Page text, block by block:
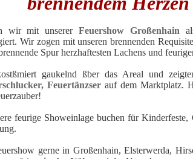
wir mit unsererFeuershow Großenhain
Wir zogen mit unseren brennenden
Spur herzhaftesten Lachens und
gaukelnd ßber das Areal und
Feuertänzserauf dem Marktplatz.
feurige Showeinlage buchen fürKinderfeste,
gerne in Großenhain, Elsterwerda,